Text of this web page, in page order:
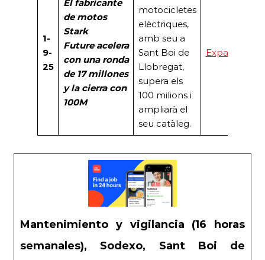
1-
9-
25
El fabricante
de motos
Stark
Futureacelera
con una ronda
de 17 millones
y la cierra con
100M
motocicletes
elèctriques,
amb seu a
Sant Boi de
Llobregat,
supera els
100 milions i
ampliarà el
seu catàleg.
Expansión
Mantenimiento y vigilancia (16 horas
semanales), Sodexo, Sant Boi de